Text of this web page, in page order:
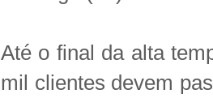
Até o final da alta
mil clientes devem